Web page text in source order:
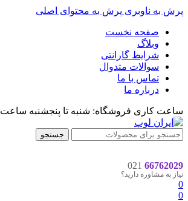
پرش به ناوبری پرش به محتوای اصلی
صفحه نخست
وبلاگ
شرایط گارانتی
سوالات متدوال
تماس با ما
درباره ما
ساعت کاری فروشگاه: شنبه تا پنجشنبه ساعت
جستجو
021 66762029
نیاز به مشاوره دارید؟
0
0